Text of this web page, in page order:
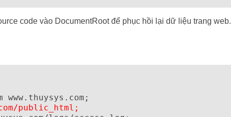
code vào DocumentRoot để phục hồi lại dữ liệu trang web.
public_html;